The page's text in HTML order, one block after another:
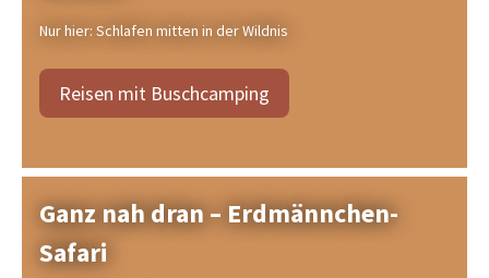
Nur hier: Schlafen mitten in der Wildnis
Reisen mit Buschcamping
Ganz nah dran – Erdmännchen-
Safari